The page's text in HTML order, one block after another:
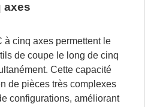
axes
à cinq axes permettent le
de coupe le long de cinq
Cette capacité
de pièces très complexes
configurations, améliorant